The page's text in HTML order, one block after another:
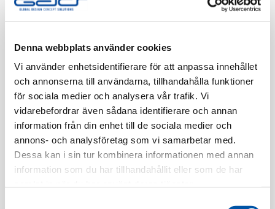
Denna webbplats använder cookies
Vi använder enhetsidentifierare för att anpassa innehållet
och annonserna till användarna, tillhandahålla funktioner
för sociala medier och analysera vår trafik. Vi
vidarebefordrar även sådana identifierare och annan
information från din enhet till de sociala medier och
annons- och analysföretag som vi samarbetar med.
Dessa kan i sin tur kombinera informationen med annan
information som du har tillhandahållit eller som de har
Registrera dig
Finns i flera färger
Beskrivning
Specifikation